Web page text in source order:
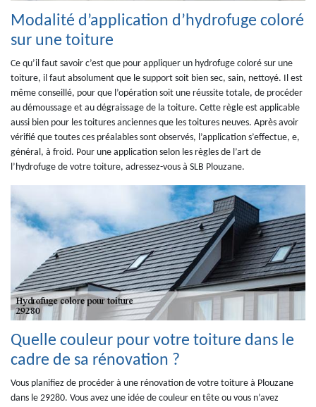
Modalité d’application d’hydrofuge coloré
sur une toiture
Ce qu’il faut savoir c’est que pour appliquer un hydrofuge coloré sur une
toiture, il faut absolument que le support soit bien sec, sain, nettoyé. Il est
même conseillé, pour que l’opération soit une réussite totale, de procéder
au démoussage et au dégraissage de la toiture. Cette règle est applicable
aussi bien pour les toitures anciennes que les toitures neuves. Après avoir
vérifié que toutes ces préalables sont observés, l’application s’effectue, e,
général, à froid. Pour une application selon les règles de l’art de
l’hydrofuge de votre toiture, adressez-vous à SLB Plouzane.
Quelle couleur pour votre toiture dans le
cadre de sa rénovation ?
Vous planifiez de procéder à une rénovation de votre toiture à Plouzane
dans le 29280. Vous avez une idée de couleur en tête ou vous n’avez